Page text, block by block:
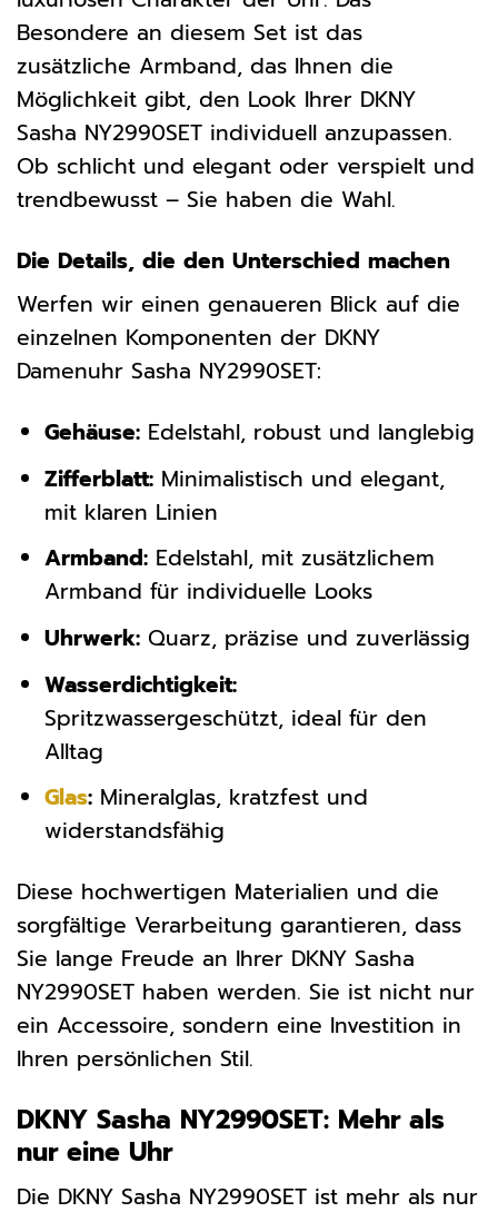
Besondere an diesem Set ist das
zusätzliche Armband, das Ihnen die
Möglichkeit gibt, den Look Ihrer DKNY
Sasha NY2990SET individuell anzupassen.
Ob schlicht und elegant oder verspielt und
trendbewusst – Sie haben die Wahl.
Die Details, die den Unterschied machen
Werfen wir einen genaueren Blick auf die
einzelnen Komponenten der DKNY
Damenuhr Sasha NY2990SET:
Gehäuse:Edelstahl, robust und langlebig
Zifferblatt:Minimalistisch und elegant,
mit klaren Linien
Armband:Edelstahl, mit zusätzlichem
Armband für individuelle Looks
Uhrwerk:Quarz, präzise und zuverlässig
Wasserdichtigkeit:
Spritzwassergeschützt, ideal für den
Alltag
Glas:Mineralglas, kratzfest und
widerstandsfähig
Diese hochwertigen Materialien und die
sorgfältige Verarbeitung garantieren, dass
Sie lange Freude an Ihrer DKNY Sasha
NY2990SET haben werden. Sie ist nicht nur
ein Accessoire, sondern eine Investition in
Ihren persönlichen Stil.
DKNY Sasha NY2990SET: Mehr als
nur eine Uhr
Die DKNY Sasha NY2990SET ist mehr als nur